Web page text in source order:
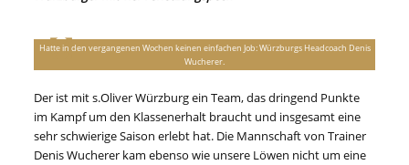
Hatte in den vergangenen Wochen keinen einfachen Job: Würzburgs Headcoach Denis
Wucherer.
Der ist mit s.Oliver Würzburg ein Team, das dringend Punkte
im Kampf um den Klassenerhalt braucht und insgesamt eine
sehr schwierige Saison erlebt hat. Die Mannschaft von Trainer
Denis Wucherer kam ebenso wie unsere Löwen nicht um eine